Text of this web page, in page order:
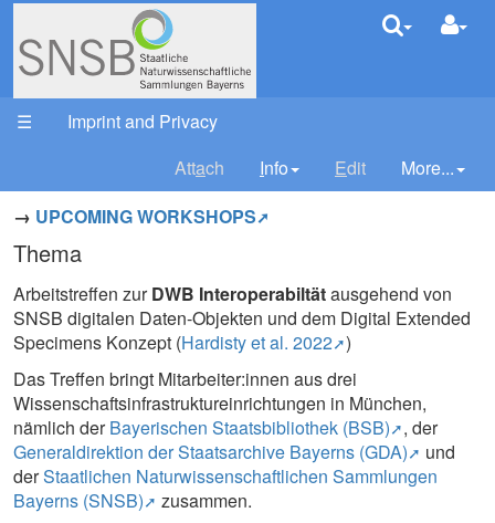
☰
Imprint and Privacy
Attach Info Edit
More...
→ UPCOMING WORKSHOPS
Thema
Arbeitstreffen zurDWB Interoperabiltätausgehend von
SNSB digitalen Daten-Objekten und dem Digital Extended
Specimens Konzept (Hardisty et al. 2022 )
Das Treffen bringt Mitarbeiter:innen aus drei
Wissenschaftsinfrastruktureinrichtungen in München,
nämlich derBayerischen Staatsbibliothek (BSB)
, der
Generaldirektion der Staatsarchive Bayerns (GDA)
und
derStaatlichen Naturwissenschaftlichen Sammlungen
Bayerns (SNSB)
zusammen.